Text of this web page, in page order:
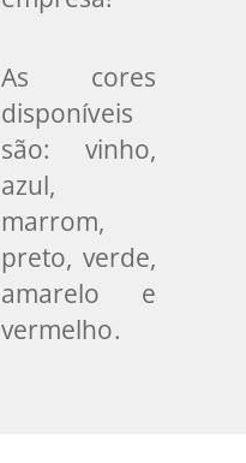
As cores
disponíveis
são: vinho,
azul,
marrom,
preto, verde,
amarelo e
vermelho.